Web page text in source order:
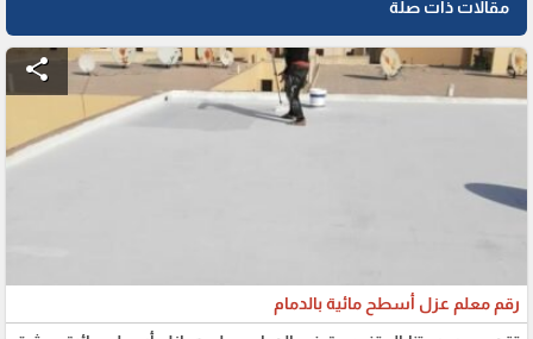
مقالات ذات صلة
share
رقم معلم عزل أسطح مائية بالدمام